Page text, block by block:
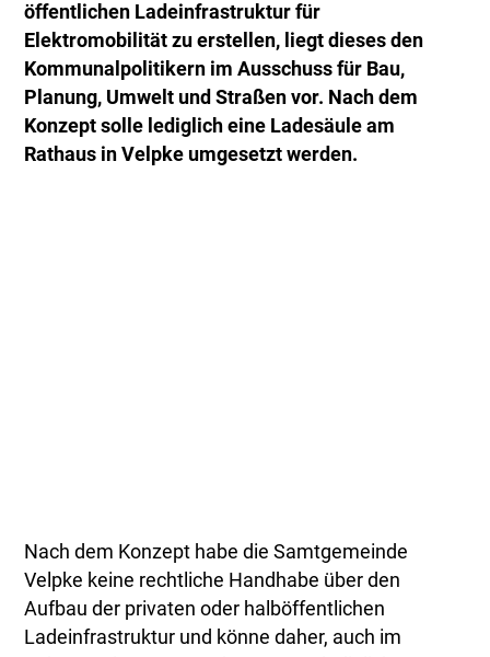
öffentlichen Ladeinfrastruktur für
Elektromobilität zu erstellen, liegt dieses den
Kommunalpolitikern im Ausschuss für Bau,
Planung, Umwelt und Straßen vor. Nach dem
Konzept solle lediglich eine Ladesäule am
Rathaus in Velpke umgesetzt werden.
Nach dem Konzept habe die Samtgemeinde
Velpke keine rechtliche Handhabe über den
Aufbau der privaten oder halböffentlichen
Ladeinfrastruktur und könne daher, auch im